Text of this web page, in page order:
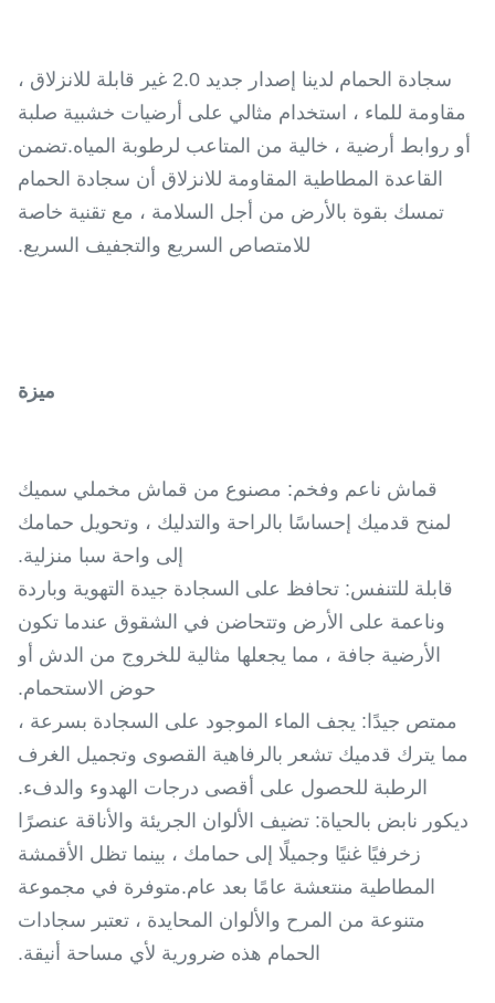
سجادة الحمام لدينا إصدار جديد 2.0 غير قابلة للانزلاق ،
مقاومة للماء ، استخدام مثالي على أرضيات خشبية صلبة
أو روابط أرضية ، خالية من المتاعب لرطوبة المياه.تضمن
القاعدة المطاطية المقاومة للانزلاق أن سجادة الحمام
تمسك بقوة بالأرض من أجل السلامة ، مع تقنية خاصة
للامتصاص السريع والتجفيف السريع.
ميزة
قماش ناعم وفخم: مصنوع من قماش مخملي سميك
لمنح قدميك إحساسًا بالراحة والتدليك ، وتحويل حمامك
إلى واحة سبا منزلية.
قابلة للتنفس: تحافظ على السجادة جيدة التهوية وباردة
وناعمة على الأرض وتتحاضن في الشقوق عندما تكون
الأرضية جافة ، مما يجعلها مثالية للخروج من الدش أو
حوض الاستحمام.
ممتص جيدًا: يجف الماء الموجود على السجادة بسرعة ،
مما يترك قدميك تشعر بالرفاهية القصوى وتجميل الغرف
الرطبة للحصول على أقصى درجات الهدوء والدفء.
ديكور نابض بالحياة: تضيف الألوان الجريئة والأناقة عنصرًا
زخرفيًا غنيًا وجميلًا إلى حمامك ، بينما تظل الأقمشة
المطاطية منتعشة عامًا بعد عام.متوفرة في مجموعة
متنوعة من المرح والألوان المحايدة ، تعتبر سجادات
الحمام هذه ضرورية لأي مساحة أنيقة.